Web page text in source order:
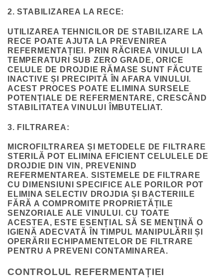
2. STABILIZAREA LA RECE:
UTILIZAREA TEHNICILOR DE STABILIZARE LA
RECE POATE AJUTA LA PREVENIREA
REFERMENTAȚIEI. PRIN RĂCIREA VINULUI LA
TEMPERATURI SUB ZERO GRADE, ORICE
CELULE DE DROJDIE RĂMASE SUNT FĂCUTE
INACTIVE ȘI PRECIPITĂ ÎN AFARA VINULUI.
ACEST PROCES POATE ELIMINA SURSELE
POTENȚIALE DE REFERMENTARE, CRESCÂND
STABILITATEA VINULUI ÎMBUTELIAT.
3. FILTRAREA:
MICROFILTRAREA ȘI METODELE DE FILTRARE
STERILĂ POT ELIMINA EFICIENT CELULELE DE
DROJDIE DIN VIN, PREVENIND
REFERMENTAREA. SISTEMELE DE FILTRARE
CU DIMENSIUNI SPECIFICE ALE PORILOR POT
ELIMINA SELECTIV DROJDIA ȘI BACTERIILE
FĂRĂ A COMPROMITE PROPRIETĂȚILE
SENZORIALE ALE VINULUI. CU TOATE
ACESTEA, ESTE ESENȚIAL SĂ SE MENȚINĂ O
IGIENĂ ADECVATĂ ÎN TIMPUL MANIPULĂRII ȘI
OPERĂRII ECHIPAMENTELOR DE FILTRARE
PENTRU A PREVENI CONTAMINAREA.
CONTROLUL REFERMENTAȚIEI